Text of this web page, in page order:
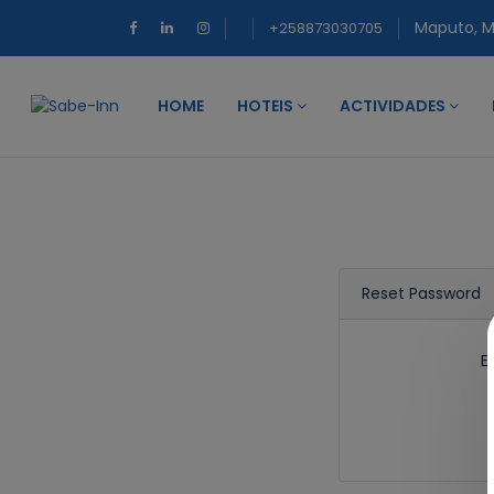
+258873030705 Maputo,
HOME HOTEIS ACTIVIDADES
Reset Password